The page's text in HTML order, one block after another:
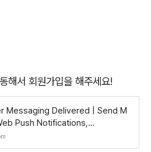
서 회원가입을 해주세요!
Messaging Delivered | Send M
Push Notifications,…